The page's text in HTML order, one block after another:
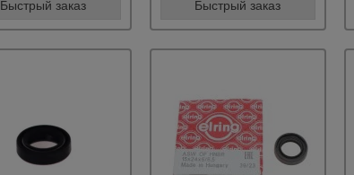
Быстрый заказ Быстрый заказ